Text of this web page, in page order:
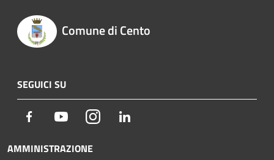
Comune di Cento
SEGUICI SU
Facebook YoutubeInstagram
AMMINISTRAZIONE